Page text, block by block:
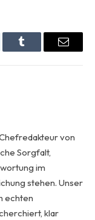
Tumblr Email
von
Sorgfalt,
im
stehen. Unser
echten
klar